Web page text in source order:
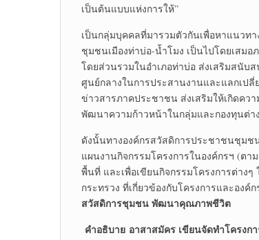
เป็นต้นแบบแห่งการให้”
เป็นกลุ่มบุคคลที่มารวมตัวกันเพื่อหาแนวท
ชุมชนเมืองท่าบ่อ-น้ำโมง เป็นไปโดยเสม
โดยส่วนรวมในอำเภอท่าบ่อ ส่งเสริมสนั
ศูนย์กลางในการประสานงานและแลกเป
ข่าวสารภาคประชาชน ส่งเสริมให้เกิดค
พัฒนาความก้าวหน้าในกลุ่มและกองทุนต่า
ดังนั้นทางองค์กรสวัสดิการประชาชนชุมช
แผนงานกิจกรรมโครงการในองค์กรฯ (ตา
พื้นที่ และเพื่อเขียนกิจกรรมโครงการต่าง
กระทรวง ที่เกี่ยวข้องกับโครงการและอง
สวัสดิการชุมชน พัฒนาคุณภาพชีวิต
คำอธิบาย อาสาสมัคร เขียนจัดทำโครงก